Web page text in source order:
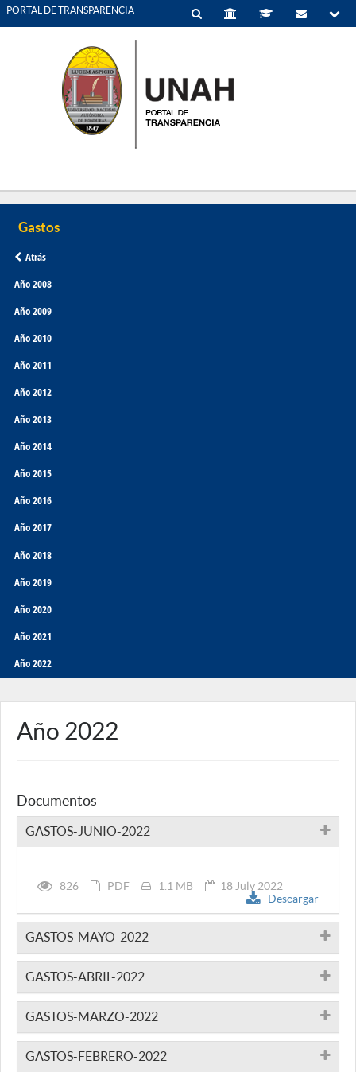
PORTAL DE TRANSPARENCIA
Atrás
Año 2008
Año 2009
Año 2010
Año 2011
Año 2012
Año 2013
Año 2014
Año 2015
Año 2016
Año 2017
Año 2018
Año 2019
Año 2020
Año 2021
Año 2022
Año 2022
Documentos
GASTOS-JUNIO-2022
826 PDF 1.1 MB
18 July 2022
Descargar
GASTOS-MAYO-2022
GASTOS-ABRIL-2022
GASTOS-MARZO-2022
GASTOS-FEBRERO-2022